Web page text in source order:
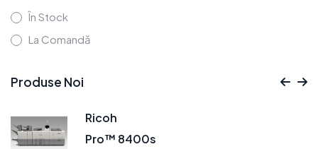
În Stock
La Comandă
Produse Noi
Ricoh
Pro C7500 Color